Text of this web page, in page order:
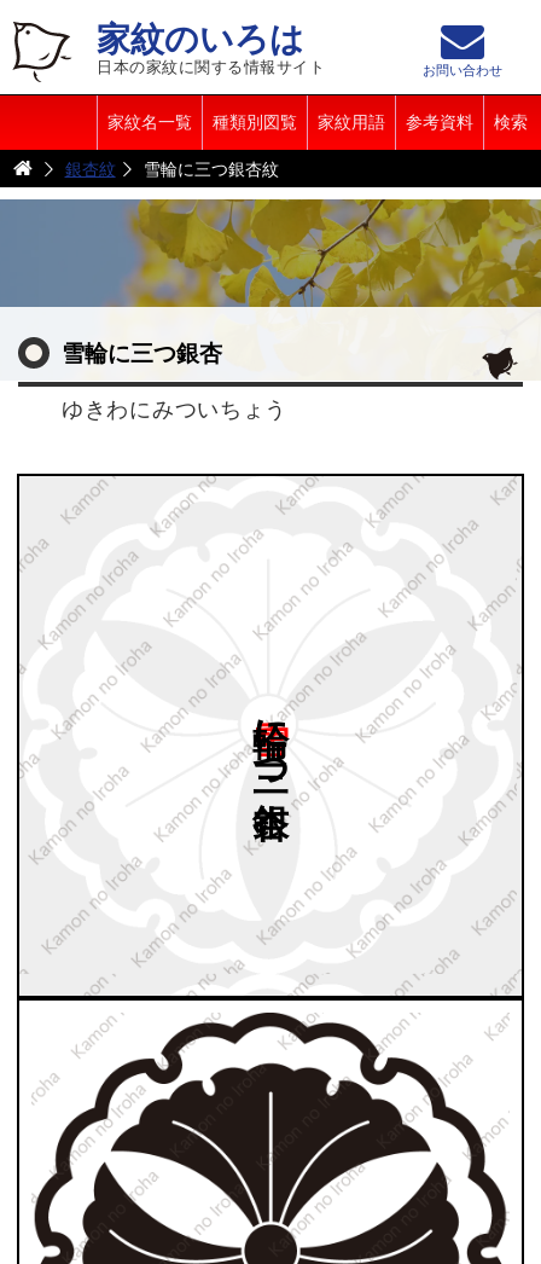
家紋のいろは
日本の家紋に関する情報サイト
家紋名一覧 種類別図覧 家紋用語 参考資料 検索
お問い合わせ
銀杏紋 雪輪に三つ銀杏紋
雪輪に三つ銀杏
ゆきわにみついちょう
銀杏